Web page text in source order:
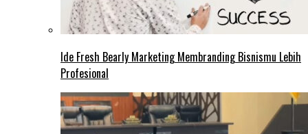
Ide Fresh Bearly Marketing Membranding Bisnismu Lebih
Profesional